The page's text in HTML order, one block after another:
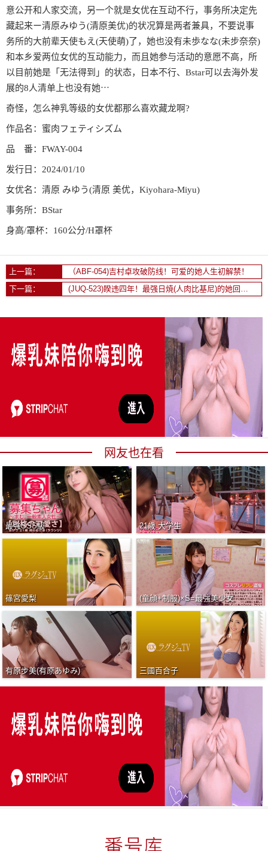
意公开和人家交流，另一个就是女优在互动不行，事务所决定先
藏起来ー清原みゆう(清原美优)的状况算是两者兼具，不要说事
务所的大前辈天使もえ(天使萌)了，她也没有未歩なな(未步奈奈)
和本乡爱两位女优的互动能力，而且她参与活动的意愿不高，所
以目前她是「无法得到」的状态，日本不行、Bstar可以去海外发
展的8人清单上也没有她⋯
奇怪，怎么神乳等级的女优都那么喜欢藏龙啊?
作品名：蜜肉フェティシズム
品 番：FWAY-004
发行日：2024/01/10
女优名：清原 みゆう(清原 美优，Kiyohara-Miyu)
事务所：BStar
身高/罩杯：160公分/H罩杯
上一篇：
（ABF-054)吉村卓攻破防线！可爱的她人生初解禁！
下一篇：
网友也在看
最強SSS級 21歳 大学生
篠宮愛梨 (童顔+制服)×S=最強美少女
有原步美(有原あゆみ) 三國百合子